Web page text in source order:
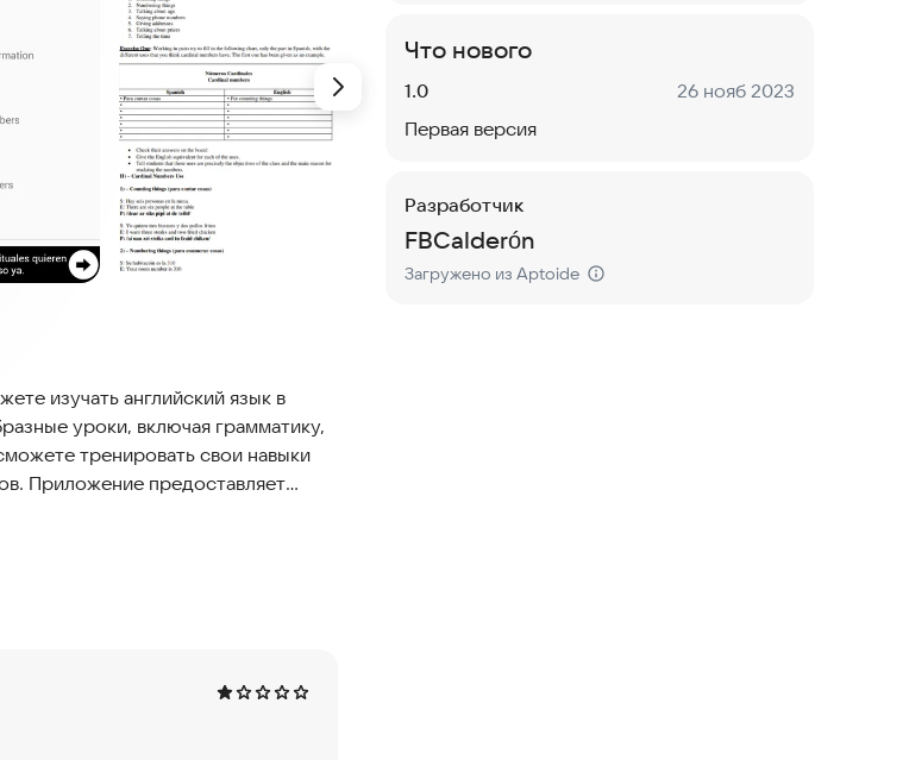
изучать английский язык в
уроки, включая грамматику,
тренировать свои навыки
Приложение предоставляет
произношение. Это
на английском языке.
Что нового
Версия:
1.0 Дата:
26 нояб 2023
Первая версия
Разработчик
FBCalderón
Загружено из Aptoide